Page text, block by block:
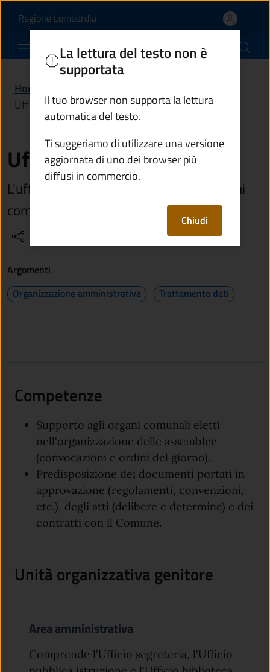
Ufficio segreteria |
Regione Lombardia(apre in un'altra scheda).
Comune di Edolo
Home
Ufficio segreteria
Ufficio segreteria
L'ufficio si occupa di supportare gli organi
comunali eletti
La lettura del testo non è
supportata
Il tuo browser non supporta la lettura
automatica del testo.
Ti suggeriamo di utilizzare una versione
aggiornata di uno dei browser più
diffusi in commercio.
Chiudi
Argomenti
Organizzazione amministrativa
Trattamento dati
Competenze
Supporto agli organi comunali eletti
nell'organizzazione delle assemblee
(convocazioni e ordini del giorno).
Predisposizione dei documenti portati in
approvazione (regolamenti, convenzioni,
etc.), degli atti (delibere e determine) e dei
contratti con il Comune.
Unità organizzativa genitore
Area amministrativa
Comprende l'Ufficio segreteria, l'Ufficio